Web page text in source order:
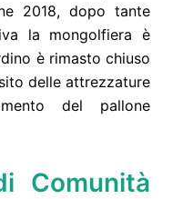
2018, dopo tante
la mongolfiera è
è rimasto chiuso
delle attrezzature
del pallone
Comunità